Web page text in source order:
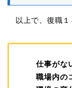
以上で、復職１
仕事がな
職場内の